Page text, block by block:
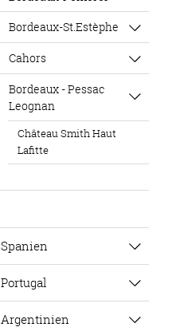
Bordeaux-St.Estèphe
Cahors
Bordeaux - Pessac
Leognan
Château Smith Haut
Lafitte
Spanien
Portugal
Argentinien